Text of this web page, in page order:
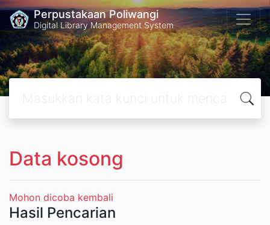
Perpustakaan Poliwangi
Digital Library Management System
Data kosong
Mohon dicoba kembali
Hasil Pencarian